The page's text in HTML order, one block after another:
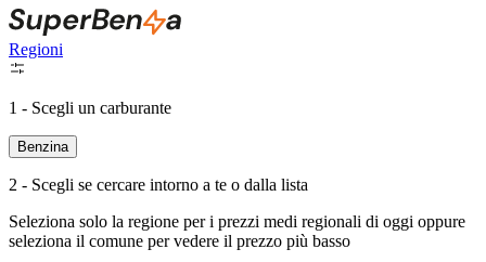
Regioni
1 - Scegli un carburante
Benzina
2 - Scegli se cercare intorno a te o dalla lista
Seleziona solo la regione per i prezzi medi regionali di oggi oppure
seleziona il comune per vedere il prezzo più basso